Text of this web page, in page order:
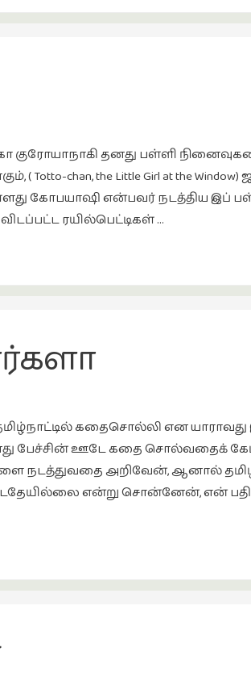
குரோயாநாகி தனது பள்ளி
chan, the Little Girl at the
கோபயாஷி என்பவர் நடத்திய இப்
ரயில்பெட்டிகள் …
கதைசொல்லி என யாராவது
பேச்சின் ஊடே கதை சொல்வதைக்
நடத்துவதை அறிவேன், ஆனால்
என்று சொன்னேன், என்